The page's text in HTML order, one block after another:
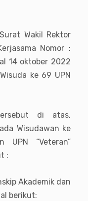
Wakil Rektor
Nomor :
14 oktober 2022
ke 69 UPN
di atas,
Wisudawan ke
UPN “Veteran”
:
Akademik dan
berikut: